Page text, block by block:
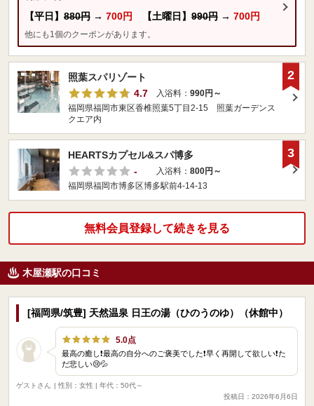
【平日】 880円 → 700円 【土曜日】 990円 → 700円
他にも1個のクーポンがあります。
照葉スパリゾート
4.7
入浴料： 990円～
福岡県福岡市東区香椎照葉5丁目2-15 照葉ガーデンス
クエア内
2
HEARTSカプセル&スパ博多
-
入浴料： 800円～
福岡県福岡市博多区博多駅前4-14-13
3
無料会員登録して続きを見る
木屋瀬駅の口コミ
[福岡県/筑豊] 天然温泉 日王の湯（ひのうのゆ）（休館中）
5.0点
最高の癒し❗最高の自分へのご褒美でした❗早く再開して欲しい❗た
だ悲しい😢💦
ゲストさん
| 性別：女性 | 年代：50代～
投稿日：2026年6月6日